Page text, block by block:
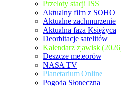
Przeloty stacji ISS
Aktualny film z SOHO
Aktualne zachmurzenie
Aktualna faza Księżyca
Deorbitacje satelitów
Kalendarz zjawisk
Deszcze meteorów
NASA TV
Planetarium Online
Pogoda Słoneczna